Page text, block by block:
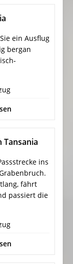
ein Ausflug
bergan
Tansania
ins
fährt
passiert die